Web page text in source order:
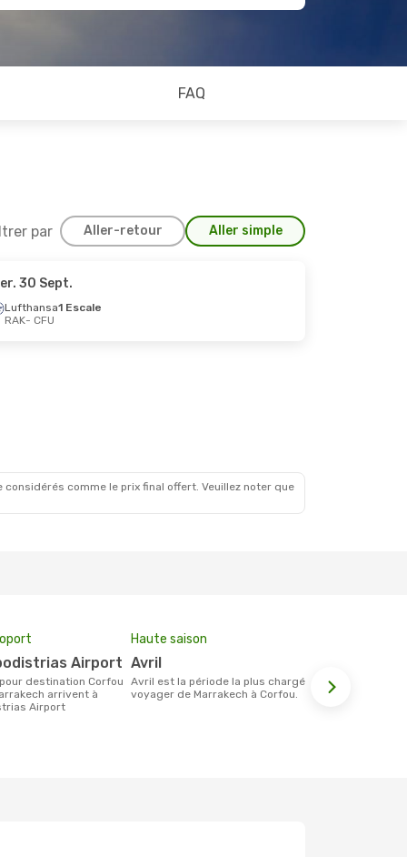
FAQ
par Aller-retour Aller simple
30 Sept.
Lufthansa1 Escale
RAK- CFU
comme le prix final offert. Veuillez noter que
Airport
arrivent à
Airport
Haute saison
avril
avril est la période la plus chargée pour
voyager de Marrakech à Corfou.